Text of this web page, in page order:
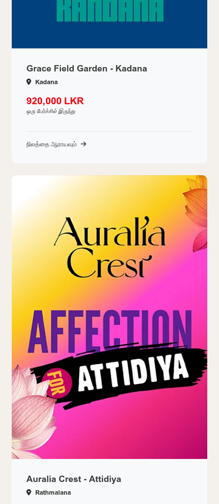
Grace Field Garden - Kadana
Kadana
920,000 LKR
ஒரு பேர்ச்சில் இருந்து
நிலத்தை ஆராயவும்
Auralia Crest - Attidiya
Rathmalana